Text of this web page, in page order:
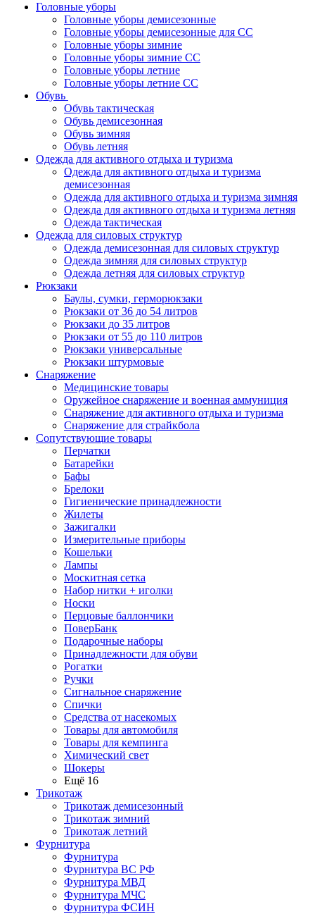
Головные уборы
Головные уборы демисезонные
Головные уборы демисезонные для СС
Головные уборы зимние
Головные уборы зимние СС
Головные уборы летние
Головные уборы летние СС
Обувь
Обувь тактическая
Обувь демисезонная
Обувь зимняя
Обувь летняя
Одежда для активного отдыха и туризма
Одежда для активного отдыха и туризма
демисезонная
Одежда для активного отдыха и туризма зимняя
Одежда для активного отдыха и туризма летняя
Одежда тактическая
Одежда для силовых структур
Одежда демисезонная для силовых структур
Одежда зимняя для силовых структур
Одежда летняя для силовых структур
Рюкзаки
Баулы, сумки, герморюкзаки
Рюкзаки от 36 до 54 литров
Рюкзаки до 35 литров
Рюкзаки от 55 до 110 литров
Рюкзаки универсальные
Рюкзаки штурмовые
Снаряжение
Медицинские товары
Оружейное снаряжение и военная аммуниция
Снаряжение для активного отдыха и туризма
Снаряжение для страйкбола
Сопутствующие товары
Перчатки
Батарейки
Бафы
Брелоки
Гигиенические принадлежности
Жилеты
Зажигалки
Измерительные приборы
Кошельки
Лампы
Москитная сетка
Набор нитки + иголки
Носки
Перцовые баллончики
ПоверБанк
Подарочные наборы
Принадлежности для обуви
Рогатки
Ручки
Сигнальное снаряжение
Спички
Средства от насекомых
Товары для автомобиля
Товары для кемпинга
Химический свет
Шокеры
Ещё 16
Трикотаж
Трикотаж демисезонный
Трикотаж зимний
Трикотаж летний
Фурнитура
Фурнитура
Фурнитура ВС РФ
Фурнитура МВД
Фурнитура МЧС
Фурнитура ФСИН